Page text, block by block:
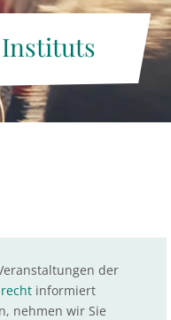
der
informiert
nehmen wir Sie